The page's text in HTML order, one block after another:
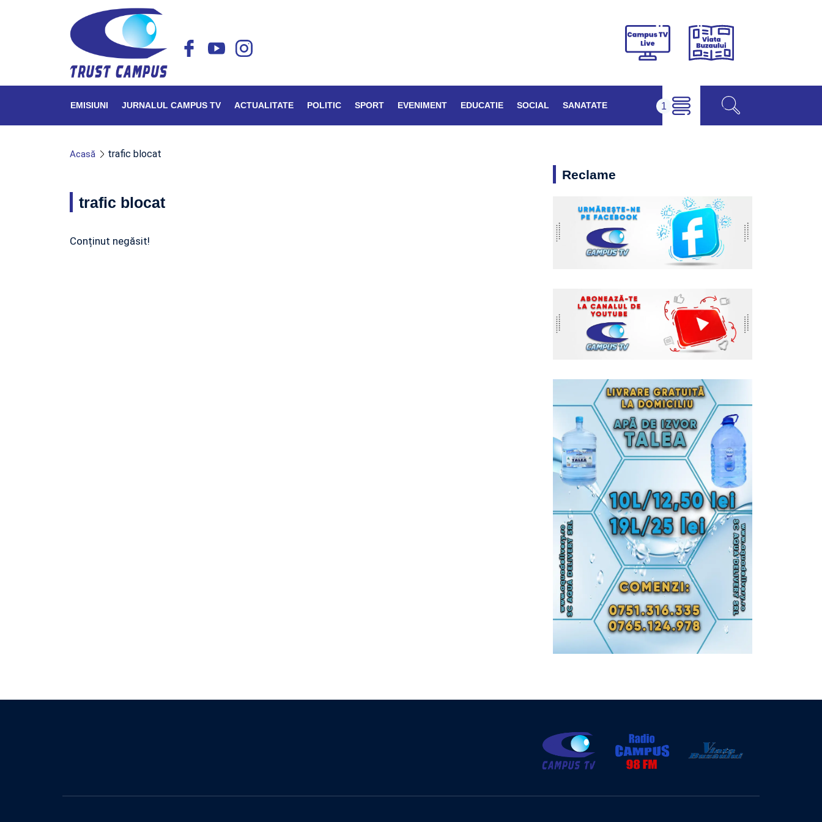
Campus
Viața
EMISIUNI JURNALUL CAMPUS TV ACTUALITATE POLITIC SPORT EVENIMENT EDUCATIE SOCIAL SANATATE
Acasă trafic blocat
trafic blocat
Conținut negăsit!
Reclame